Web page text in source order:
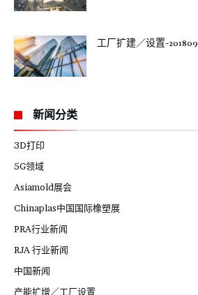
工厂扩建／设置-201809
新闻分类
3D打印
5G领域
Asiamold展会
Chinaplas中国国际橡塑展
PRA行业新闻
RJA 行业新闻
中国新闻
产能扩增／工厂设置